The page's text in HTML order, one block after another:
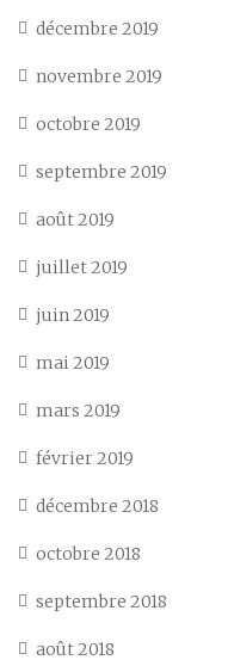
décembre 2019
novembre 2019
octobre 2019
septembre 2019
août 2019
juillet 2019
juin 2019
mai 2019
mars 2019
février 2019
décembre 2018
octobre 2018
septembre 2018
août 2018